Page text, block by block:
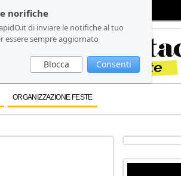
norifiche
di inviare le notifiche al tuo
essere sempre aggiornato
Blocca Consenti
norifiche
di inviare le notifiche al tuo
essere sempre aggiornato
Blocca Consenti
ORGANIZZAZIONE FESTE